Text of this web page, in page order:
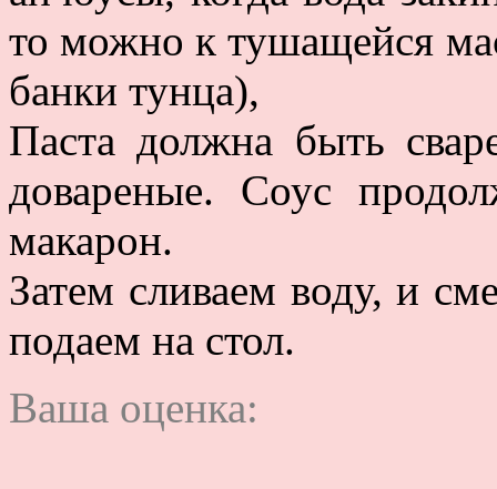
то можно к тушащейся
банки тунца),
Паста должна быть
довареные. Соус
макарон.
Затем сливаем воду, и
подаем на стол.
Ваша оценка: